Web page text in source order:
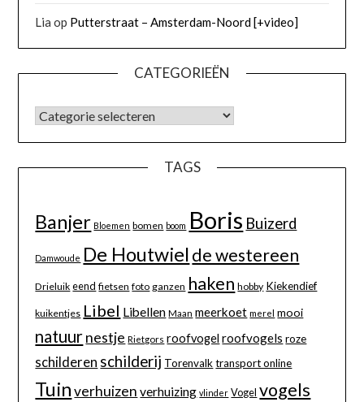
Lia op Putterstraat – Amsterdam-Noord [+video]
CATEGORIEËN
TAGS
Banjer Bloemen bomen boom Boris Buizerd
Damwoude De Houtwielde westereen
Drieluik eend fietsen foto ganzen haken hobby Kiekendief
kuikentjes Libel Libellen Maan meerkoet merel mooi
natuurnestje Rietgors roofvogel roofvogels roze
schilderen schilderij Torenvalk transport online
Tuin verhuizen verhuizing vlinder Vogel vogels